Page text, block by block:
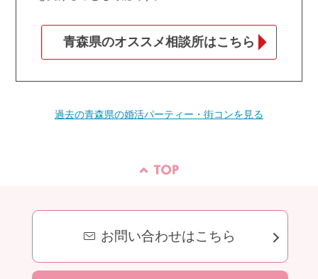
青森県のオススメ相談所はこちら
過去の青森県の婚活パーティー・街コンを見る
お問い合わせはこちら